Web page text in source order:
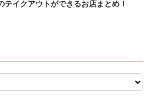
テイクアウトができるお店まとめ！